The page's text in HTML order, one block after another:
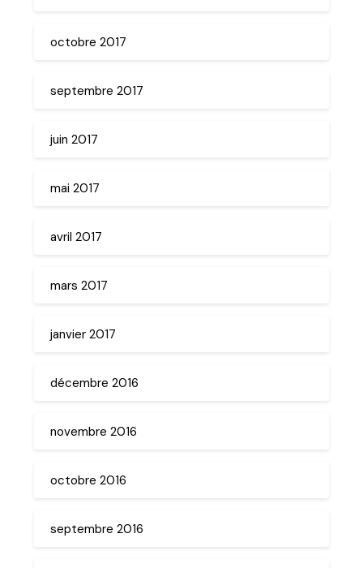
octobre 2017
septembre 2017
juin 2017
mai 2017
avril 2017
mars 2017
janvier 2017
décembre 2016
novembre 2016
octobre 2016
septembre 2016